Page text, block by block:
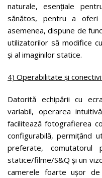
naturale, esențiale
sănătos, pentru a oferi
asemenea, dispune de
utilizatorilor să modifice
și al imaginilor statice.
4) Operabilitate și
Datorită echipării cu
variabil, operarea
facilitează fotografierea
configurabilă, permițând
preferate, comutatorul
statice/filme/S&Q și un
camerele foarte ușor